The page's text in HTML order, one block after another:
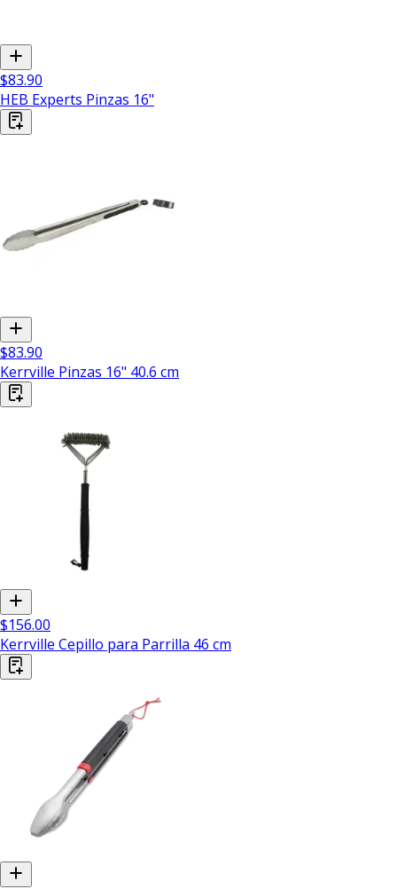
$83.90
HEB Experts Pinzas 16"
$83.90
Kerrville Pinzas 16" 40.6 cm
$156.00
Kerrville Cepillo para Parrilla 46 cm